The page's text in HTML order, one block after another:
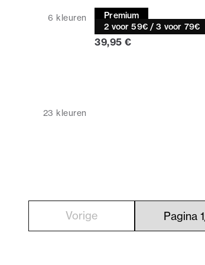
6 kleuren
Premium
2 voor 59€ / 3 voor 79€
T-shirt
Relaxed fit | 1927
Huidige prijs
39,95 €
23 kleuren
Vorige